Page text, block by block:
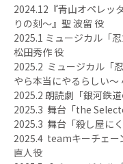
2024.12『青山オペレッ
りの刻～』聖 波留 役
2025.1 ミュージカル「
松田秀作 役
2025.2 ミュージカル「
やら本当にやるらしい〜
2025.2 朗読劇「銀河鉄道
2025.3 舞台「the
2025.3 舞台「殺し屋に
​2025.4 teamキーチェー
直人役